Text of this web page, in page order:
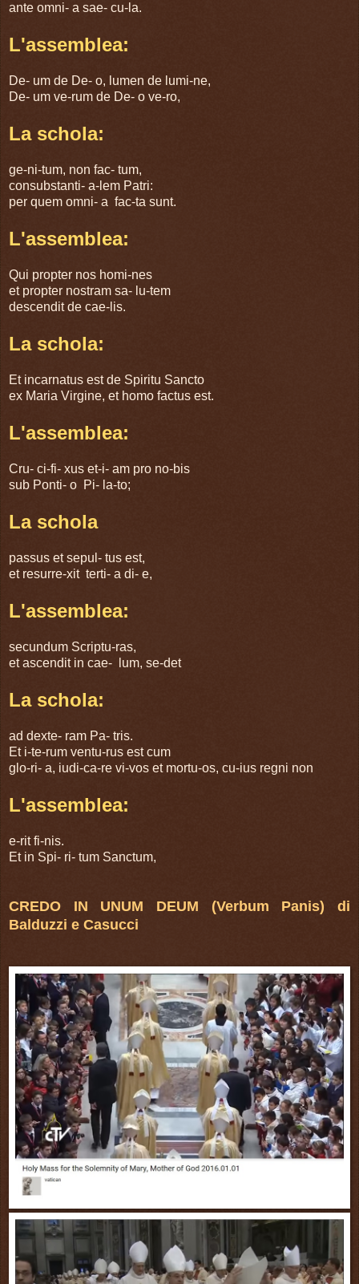
ante omni- a sae- cu-la.
L'assemblea:
De- um de De- o, lumen de lumi-ne,
De- um ve-rum de De- o ve-ro,
La schola:
ge-ni-tum, non fac- tum,
consubstanti- a-lem Patri:
per quem omni- a fac-ta sunt.
L'assemblea:
Qui propter nos homi-nes
et propter nostram sa- lu-tem
descendit de cae-lis.
La schola:
Et incarnatus est de Spiritu Sancto
ex Maria Virgine, et homo factus est.
L'assemblea:
Cru- ci-fi- xus et-i- am pro no-bis
sub Ponti- o Pi- la-to;
La schola
passus et sepul- tus est,
et resurre-xit terti- a di- e,
L'assemblea:
secundum Scriptu-ras,
et ascendit in cae- lum, se-det
La schola:
ad dexte- ram Pa- tris.
Et i-te-rum ventu-rus est cum
glo-ri- a, iudi-ca-re vi-vos et mortu-os, cu-ius regni non
L'assemblea:
e-rit fi-nis.
Et in Spi- ri- tum Sanctum,
CREDO IN UNUM DEUM (Verbum Panis) di
Balduzzi e Casucci